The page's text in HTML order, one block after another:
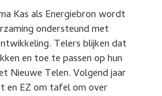
Kas als Energiebron wordt
ondersteund met
Telers blijken dat
en toe te passen op hun
Nieuwe Telen. Volgend jaar
en EZ om tafel om over